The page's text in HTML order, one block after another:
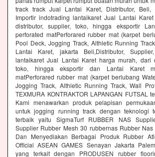
track track Jual Lantai Karet, Distributor, Beli,
Importir indotrading lantaikaret Jual Lantai
distributor, supplier, toko, hingga eksportir
perforated matPerforared rubber mat (karpet
Pool Deck, Jogging Track, Althletic Running
Lantai Karet, jakarta Beli,Distributor,
lantaikaret Jual Lantai Karet harga murah, dari
toko, hingga eksportir dan Lantai Karet
matPerforared rubber mat (karpet berlubang
Jogging Track, Althletic Running Track, Wall
TEXMURA KONTRAKTOR LAPANGAN FUTSAL
Kami menawarkan produk pelapisan
untuk jogging running track dengan teknologi
terbaik yaitu SigmaTurf RUBBER NAS
Supplier Rubber Mesh 30 rubbernas Rubber Nas
Dan Menyediakan Berbagai Produk Rubber
Official ASEAN GAMES Senayan Jakarta
yang terkait dengan PRODUSEN rubber